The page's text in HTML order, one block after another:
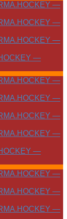
—
—
—
—
—
—
—
—
—
—
—
—